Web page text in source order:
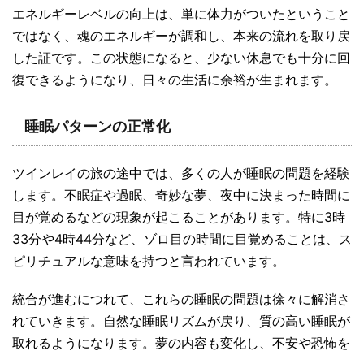
エネルギーレベルの向上は、単に体力がついたということ
ではなく、魂のエネルギーが調和し、本来の流れを取り戻
した証です。この状態になると、少ない休息でも十分に回
復できるようになり、日々の生活に余裕が生まれます。
睡眠パターンの正常化
ツインレイの旅の途中では、多くの人が睡眠の問題を経験
します。不眠症や過眠、奇妙な夢、夜中に決まった時間に
目が覚めるなどの現象が起こることがあります。特に3時
33分や4時44分など、ゾロ目の時間に目覚めることは、ス
ピリチュアルな意味を持つと言われています。
統合が進むにつれて、これらの睡眠の問題は徐々に解消さ
れていきます。自然な睡眠リズムが戻り、質の高い睡眠が
取れるようになります。夢の内容も変化し、不安や恐怖を